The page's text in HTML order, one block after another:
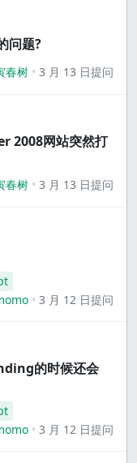
问题?
春树 3 月 13 日提问
2008网站突然打
春树 3 月 13 日提问
3 月 12 日提问
的时候还会
3 月 12 日提问